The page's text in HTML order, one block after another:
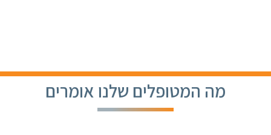
מה המטופלים שלנו אומרים